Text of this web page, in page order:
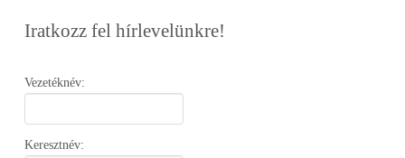
Iratkozz fel hírlevelünkre!
Vezetéknév:
Keresztnév: